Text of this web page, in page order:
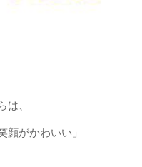
、
顔がかわいい」